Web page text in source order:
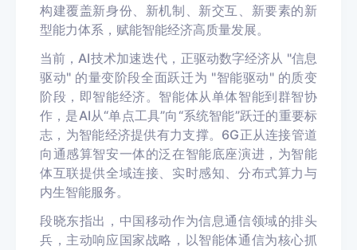
构建覆盖新身份、新机制、新交互、新要素的新
型能力体系，赋能智能经济高质量发展。
当前，AI技术加速迭代，正驱动数字经济从 "信息
驱动" 的量变阶段全面跃迁为 "智能驱动" 的质变
阶段，即智能经济。智能体从单体智能到群智协
作，是AI从“单点工具”向“系统智能”跃迁的重要标
志，为智能经济提供有力支撑。6G正从连接管道
向通感算智安一体的泛在智能底座演进，为智能
体互联提供全域连接、实时感知、分布式算力与
内生智能服务。
段晓东指出，中国移动作为信息通信领域的排头
兵，主动响应国家战略，以智能体通信为核心抓